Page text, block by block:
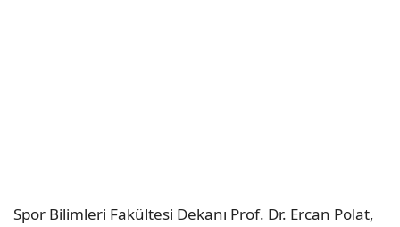
Spor Bilimleri Fakültesi Dekanı Prof. Dr. Ercan Polat,